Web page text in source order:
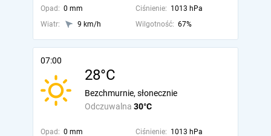
Opad: 0 mm Ciśnienie: 1013 hPa
Wiatr:
9 km/h Wilgotność: 67%
07:00
28°C
Odczuwalna 30°C
Bezchmurnie, słonecznie
Opad: 0 mm Ciśnienie: 1013 hPa